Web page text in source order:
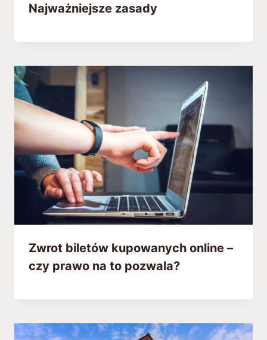
Najważniejsze zasady
Zwrot biletów kupowanych online –
czy prawo na to pozwala?